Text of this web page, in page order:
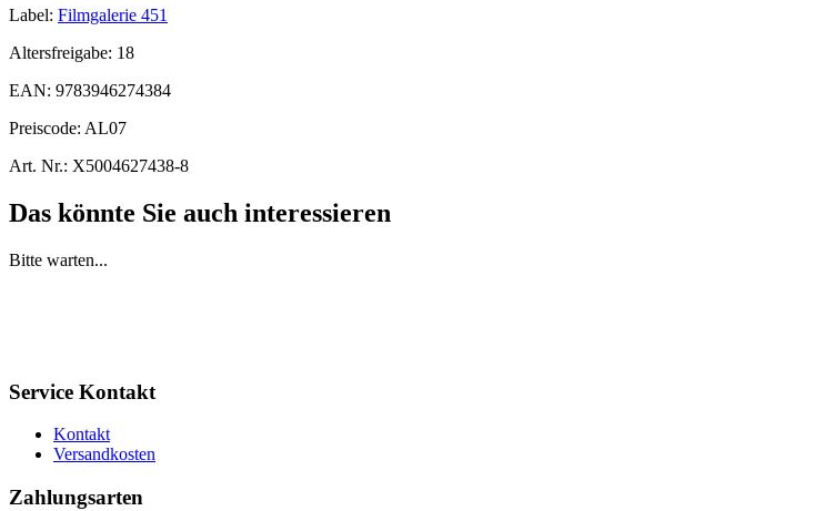
Label: Filmgalerie 451
Altersfreigabe: 18
EAN: 9783946274384
Preiscode: AL07
Art. Nr.: X5004627438-8
Das könnte Sie auch interessieren
Bitte warten...
Service Kontakt
Kontakt
Versandkosten
Zahlungsarten